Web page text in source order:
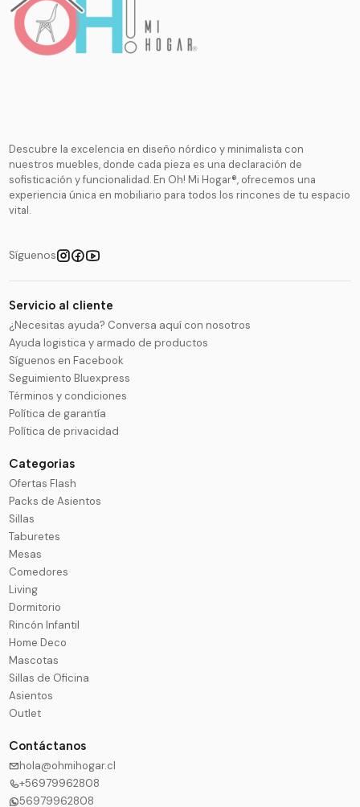
Descubre la excelencia en diseño nórdico y minimalista con
nuestros muebles, donde cada pieza es una declaración de
sofisticación y funcionalidad. En Oh! Mi Hogar®, ofrecemos una
experiencia única en mobiliario para todos los rincones de tu espacio
vital.
Síguenos
Servicio al cliente
¿Necesitas ayuda? Conversa aquí con nosotros
Ayuda logistica y armado de productos
Síguenos en Facebook
Seguimiento Bluexpress
Términos y condiciones
Política de garantía
Política de privacidad
Categorias
Ofertas Flash
Packs de Asientos
Sillas
Taburetes
Mesas
Comedores
Living
Dormitorio
Rincón Infantil
Home Deco
Mascotas
Sillas de Oficina
Asientos
Outlet
Contáctanos
hola@ohmihogar.cl
+56979962808
56979962808